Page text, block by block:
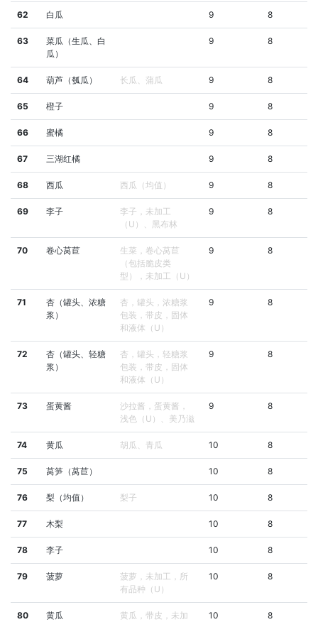
62 白瓜 9 8
63
菜瓜（生瓜、白
瓜）
9 8
64 葫芦（瓠瓜） 长瓜、蒲瓜 9 8
65 橙子 9 8
66 蜜橘 9 8
67 三湖红橘 9 8
68 西瓜 西瓜（均值） 9 8
69 李子
李子，未加工
（U）、黑布林
9 8
70 卷心莴苣
生菜，卷心莴苣
（包括脆皮类
型），未加工（U）
9 8
71
杏（罐头、浓糖
浆）
杏，罐头，浓糖浆
包装，带皮，固体
和液体（U）
9 8
72
杏（罐头、轻糖
浆）
杏，罐头，轻糖浆
包装，带皮，固体
和液体（U）
9 8
73 蛋黄酱
沙拉酱，蛋黄酱，
浅色（U）、美乃滋
9 8
74 黄瓜 胡瓜、青瓜 10 8
75 莴笋（莴苣） 10 8
76 梨（均值） 梨子 10 8
77 木梨 10 8
78 李子 10 8
79 菠萝
菠萝，未加工，所
有品种（U）
10 8
80 黄瓜
黄瓜，带皮，未加
10 8